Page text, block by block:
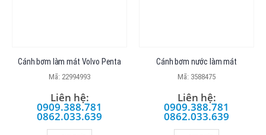
Cánh bơm làm mát Volvo Penta
Mã: 22994993
Liên hệ:
0909.388.781
0862.033.639
Cánh bơm nước làm mát
Mã: 3588475
Liên hệ:
0909.388.781
0862.033.639